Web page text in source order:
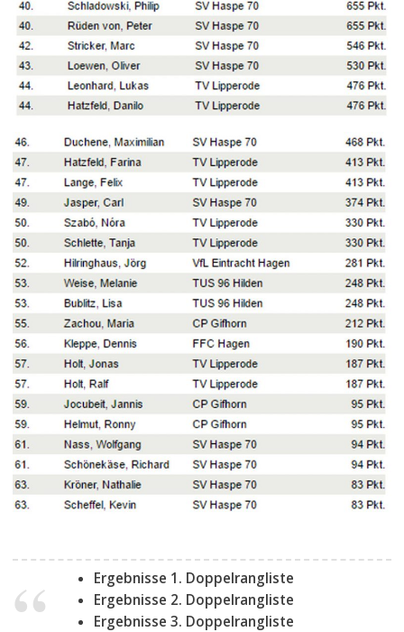
Ergebnisse 1. Doppelrangliste
Ergebnisse 2. Doppelrangliste
Ergebnisse 3. Doppelrangliste